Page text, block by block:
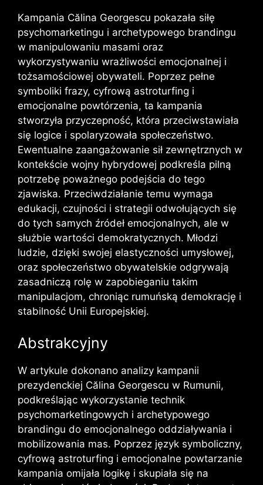
Kampania Călina Georgescu pokazała siłę
psychomarketingu i archetypowego brandingu
w manipulowaniu masami oraz
wykorzystywaniu wrażliwości emocjonalnej i
tożsamościowej obywateli. Poprzez pełne
symboliki frazy, cyfrową astroturfing i
emocjonalne powtórzenia, ta kampania
stworzyła przyczepność, która przeciwstawiała
się logice i spolaryzowała społeczeństwo.
Ewentualne zaangażowanie sił zewnętrznych w
kontekście wojny hybrydowej podkreśla pilną
potrzebę poważnego podejścia do tego
zjawiska. Przeciwdziałanie temu wymaga
edukacji, czujności i strategii odwołujących się
do tych samych źródeł emocjonalnych, ale w
służbie wartości demokratycznych. Młodzi
ludzie, dzięki swojej elastyczności umysłowej,
oraz społeczeństwo obywatelskie odgrywają
zasadniczą rolę w zapobieganiu takim
manipulacjom, chroniąc rumuńską demokrację i
stabilność Unii Europejskiej.
Abstrakcyjny
W artykule dokonano analizy kampanii
prezydenckiej Călina Georgescu w Rumunii,
podkreślając wykorzystanie technik
psychomarketingowych i archetypowego
brandingu do emocjonalnego oddziaływania i
mobilizowania mas. Poprzez język symboliczny,
cyfrową astroturfing i emocjonalne powtarzanie
kampania omijała logikę i skupiała się na